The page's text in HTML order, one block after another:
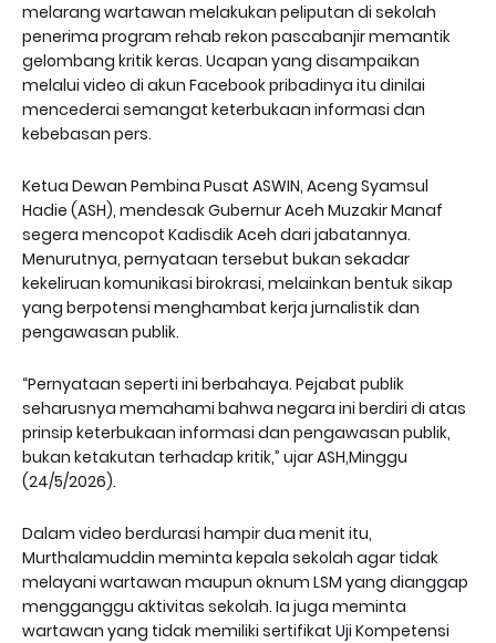
melarang wartawan melakukan peliputan di sekolah
penerima program rehab rekon pascabanjir memantik
gelombang kritik keras. Ucapan yang disampaikan
melalui video di akun Facebook pribadinya itu dinilai
mencederai semangat keterbukaan informasi dan
kebebasan pers.
Ketua Dewan Pembina Pusat ASWIN, Aceng Syamsul
Hadie (ASH), mendesak Gubernur Aceh Muzakir Manaf
segera mencopot Kadisdik Aceh dari jabatannya.
Menurutnya, pernyataan tersebut bukan sekadar
kekeliruan komunikasi birokrasi, melainkan bentuk sikap
yang berpotensi menghambat kerja jurnalistik dan
pengawasan publik.
“Pernyataan seperti ini berbahaya. Pejabat publik
seharusnya memahami bahwa negara ini berdiri di atas
prinsip keterbukaan informasi dan pengawasan publik,
bukan ketakutan terhadap kritik,” ujar ASH,Minggu
(24/5/2026).
Dalam video berdurasi hampir dua menit itu,
Murthalamuddin meminta kepala sekolah agar tidak
melayani wartawan maupun oknum LSM yang dianggap
mengganggu aktivitas sekolah. Ia juga meminta
wartawan yang tidak memiliki sertifikat Uji Kompetensi